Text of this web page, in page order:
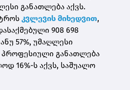
განათლება აქვს.
კვლევის მიხედვით,
908 698
57%, უმაღლესი
პროფესიული განათლება
16%-ს აქვს, საშუალო